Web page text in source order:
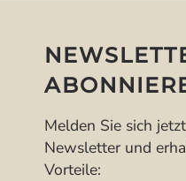
Melden Sie sich
Newsletter und
Vorteile: